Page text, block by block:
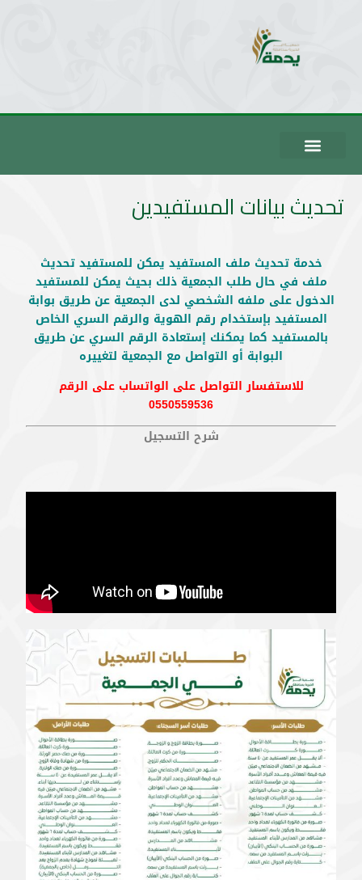
تحديث بيانات المستفيدين
خدمة تحديث ملف المستفيد يمكن للمستفيد تحديث
ملف في حال طلب الجمعية ذلك بحيث يمكن للمستفيد
الدخول على ملفه الشخصي لدى الجمعية عن طريق بوابة
المستفيد بإستخدام رقم الهوية والرقم السري الخاص
بالمستفيد كما يمكنك إستعادة الرقم السري عن طريق
البوابة أو التواصل مع الجمعية لتغييره
للاستفسار التواصل على الواتساب على الرقم
0550559536
شرح التسجيل